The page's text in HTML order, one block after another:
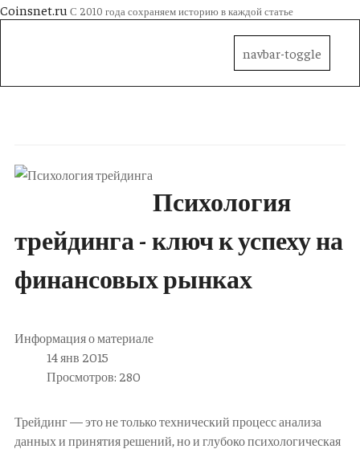
Coinsnet.ru С 2010 года сохраняем историю в каждой статье
navbar-toggle
Психология
трейдинга - ключ к успеху на
финансовых рынках
Информация о материале
14 янв 2015
Просмотров: 280
Трейдинг — это не только технический процесс анализа
данных и принятия решений, но и глубоко психологическая